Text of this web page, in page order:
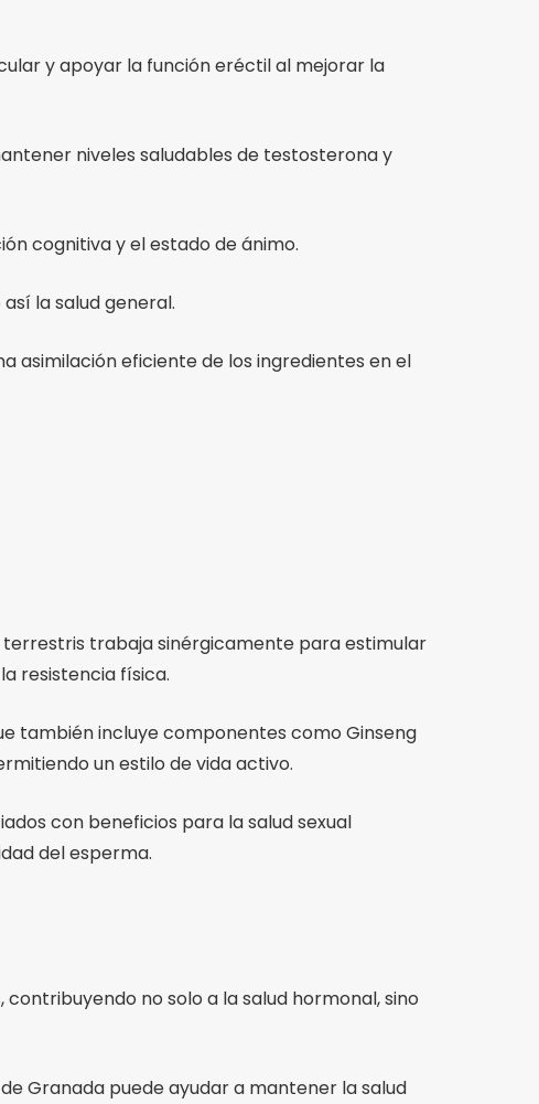
y apoyar la función eréctil al mejorar la
niveles saludables de testosterona y
cognitiva y el estado de ánimo.
la salud general.
asimilación eficiente de los ingredientes en el
trabaja sinérgicamente para estimular
resistencia física.
también incluye componentes como Ginseng
un estilo de vida activo.
con beneficios para la salud sexual
del esperma.
no solo a la salud hormonal, sino
Granada puede ayudar a mantener la salud